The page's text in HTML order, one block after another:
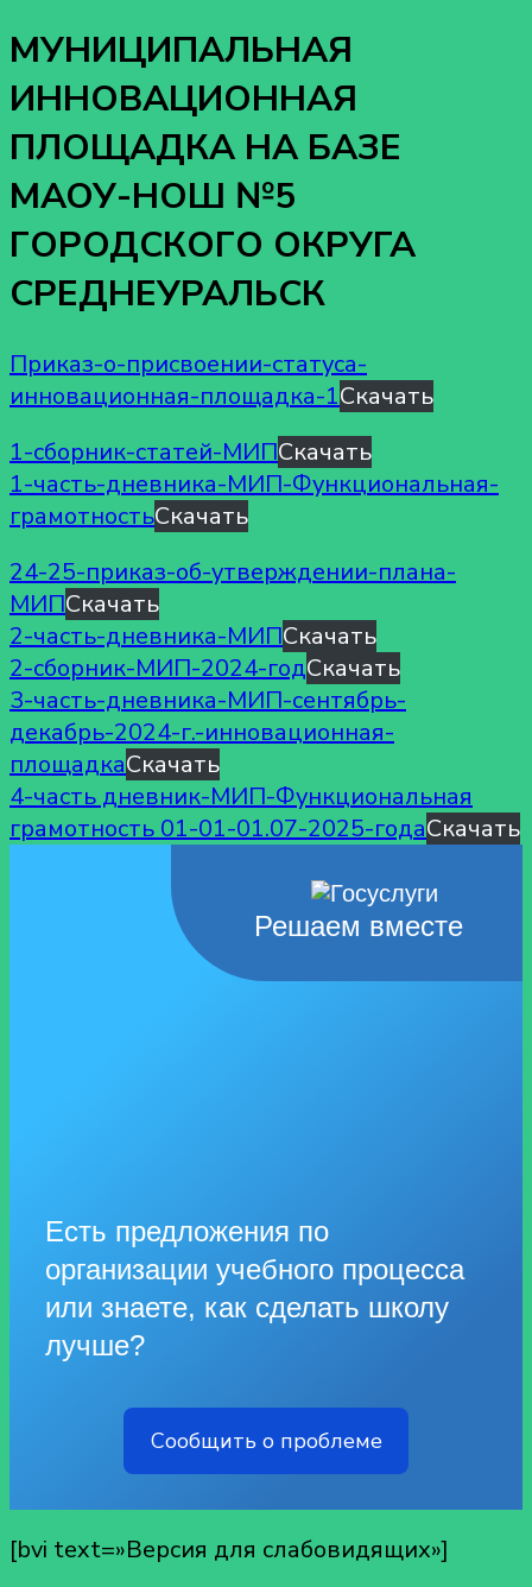
МУНИЦИПАЛЬНАЯ
ИННОВАЦИОННАЯ
ПЛОЩАДКА НА БАЗЕ
МАОУ-НОШ №5
ГОРОДСКОГО ОКРУГА
СРЕДНЕУРАЛЬСК
Приказ-о-присвоении-статуса-
инновационная-площадка-1Скачать
1-сборник-статей-МИПСкачать
1-часть-дневника-МИП-Функциональная-
грамотностьСкачать
24-25-приказ-об-утверждении-плана-
МИПСкачать
2-часть-дневника-МИПСкачать
2-сборник-МИП-2024-годСкачать
3-часть-дневника-МИП-сентябрь-
декабрь-2024-г.-инновационная-
площадкаСкачать
4-часть дневник-МИП-Функциональная
грамотность 01-01-01.07-2025-годаСкачать
Решаем вместе
Есть предложения по
организации учебного процесса
или знаете, как сделать школу
лучше?
Сообщить о проблеме
[bvi text=»Версия для слабовидящих»]